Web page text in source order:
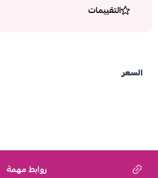
التقييمات
السعر
روابط مهمة